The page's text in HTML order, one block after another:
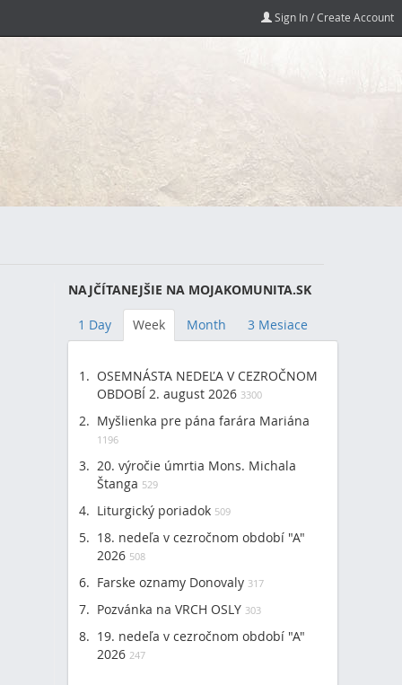
Sign In / Create Account
NAJČÍTANEJŠIE NA MOJAKOMUNITA.SK
1 Day Week Month 3 Mesiace
OSEMNÁSTA NEDEĽA V CEZROČNOM
OBDOBÍ 2. august 2026 3300
Myšlienka pre pána farára Mariána
1196
20. výročie úmrtia Mons. Michala
Štanga 529
Liturgický poriadok 509
18. nedeľa v cezročnom období "A"
2026 508
Farske oznamy Donovaly 317
Pozvánka na VRCH OSLY 303
19. nedeľa v cezročnom období "A"
2026 247